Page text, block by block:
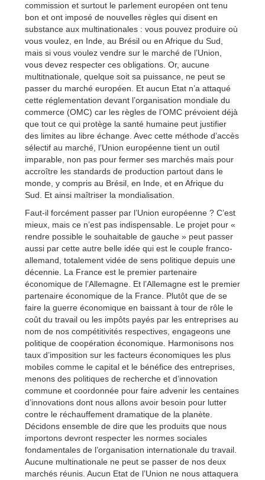
commission et surtout le parlement européen ont tenu
bon et ont imposé de nouvelles règles qui disent en
substance aux multinationales : vous pouvez produire où
vous voulez, en Inde, au Brésil ou en Afrique du Sud,
mais si vous voulez vendre sur le marché de l’Union,
vous devez respecter ces obligations. Or, aucune
multitnationale, quelque soit sa puissance, ne peut se
passer du marché européen. Et aucun Etat n’a attaqué
cette réglementation devant l’organisation mondiale du
commerce (OMC) car les règles de l’OMC prévoient déjà
que tout ce qui protège la santé humaine peut justifier
des limites au libre échange. Avec cette méthode d’accès
sélectif au marché, l’Union européenne tient un outil
imparable, non pas pour fermer ses marchés mais pour
accroître les standards de production partout dans le
monde, y compris au Brésil, en Inde, et en Afrique du
Sud. Et ainsi maîtriser la mondialisation.
Faut-il forcément passer par l’Union européenne ? C’est
mieux, mais ce n’est pas indispensable. Le projet pour «
rendre possible le souhaitable de gauche » peut passer
aussi par cette autre belle idée qui est le couple franco-
allemand, totalement vidée de sens politique depuis une
décennie. La France est le premier partenaire
économique de l’Allemagne. Et l’Allemagne est le premier
partenaire économique de la France. Plutôt que de se
faire la guerre économique en baissant à tour de rôle le
coût du travail ou les impôts payés par les entreprises au
nom de nos compétitivités respectives, engageons une
politique de coopération économique. Harmonisons nos
taux d’imposition sur les facteurs économiques les plus
mobiles comme le capital et le bénéfice des entreprises,
menons des politiques de recherche et d’innovation
commune et coordonnée pour faire advenir les centaines
d’innovations dont nous allons avoir besoin pour lutter
contre le réchauffement dramatique de la planète.
Décidons ensemble de dire que les produits que nous
importons devront respecter les normes sociales
fondamentales de l’organisation internationale du travail.
Aucune multinationale ne peut se passer de nos deux
marchés réunis. Aucun Etat de l’Union ne nous attaquera